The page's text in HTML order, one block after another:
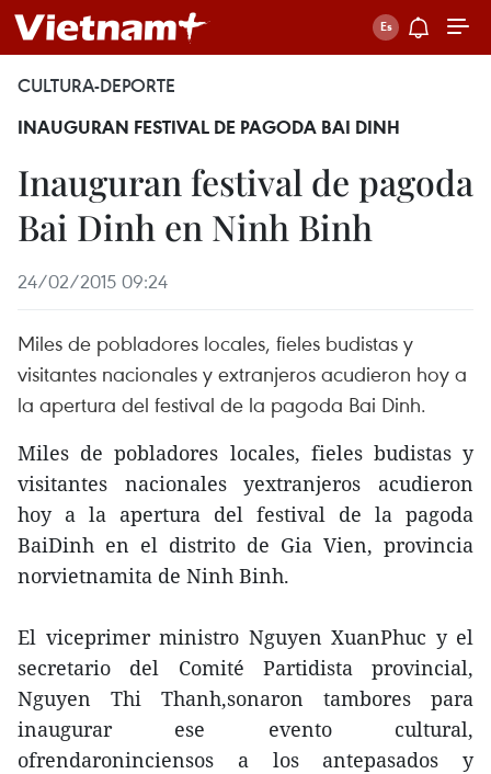
CULTURA-DEPORTE
INAUGURAN FESTIVAL DE PAGODA BAI DINH
Inauguran festival de pagoda
Bai Dinh en Ninh Binh
24/02/2015 09:24
Miles de pobladores locales, fieles budistas y
visitantes nacionales y extranjeros acudieron hoy a
la apertura del festival de la pagoda Bai Dinh.
Miles de pobladores locales, fieles budistas y
visitantes nacionales yextranjeros acudieron
hoy a la apertura del festival de la pagoda
BaiDinh en el distrito de Gia Vien, provincia
norvietnamita de Ninh Binh.
El viceprimer ministro Nguyen XuanPhuc y el
secretario del Comité Partidista provincial,
Nguyen Thi Thanh,sonaron tambores para
inaugurar ese evento cultural,
ofrendaroninciensos a los antepasados y